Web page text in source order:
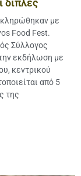
δίπλες
με
Food Fest.
Σύλλογος
εκδήλωση με
κεντρικού
από 5
της